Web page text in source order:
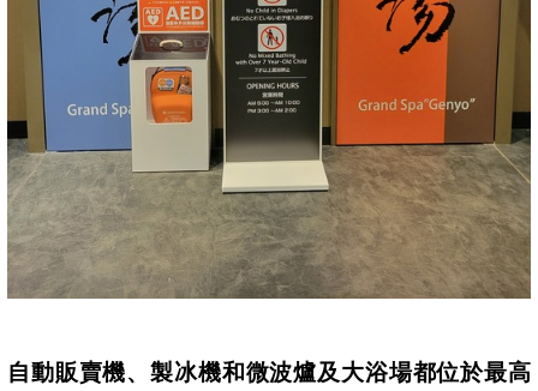
自動販賣機、製冰機和微波爐及大浴場都位於最高